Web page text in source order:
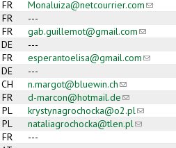
FR Monaluiza@netcourrier.com(link
FR ---
FR gab.guillemot@gmail.com(link
DE ---
FR esperantoelisa@gmail.com(link
DE ---
CH n.margot@bluewin.ch(link sends e-
FR d-marcon@hotmail.de(link sends e-
PL krystynagrochocka@o2.pl(link
PL nataliagrochocka@tlen.pl(link
FR ---